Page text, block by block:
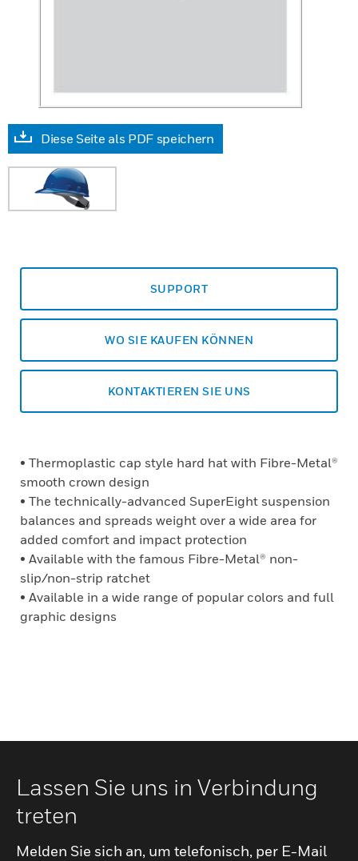
Diese Seite als PDF speichern
SUPPORT
WO SIE KAUFEN KÖNNEN
KONTAKTIEREN SIE UNS
• Thermoplastic cap style hard hat with Fibre-Metal®
smooth crown design
• The technically-advanced SuperEight suspension
balances and spreads weight over a wide area for
added comfort and impact protection
• Available with the famous Fibre-Metal® non-
slip/non-strip ratchet
• Available in a wide range of popular colors and full
graphic designs
Lassen Sie uns in Verbindung
treten
Melden Sie sich an, um telefonisch, per E-Mail